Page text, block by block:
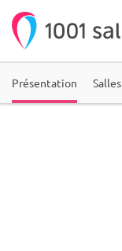
Présentation Salles